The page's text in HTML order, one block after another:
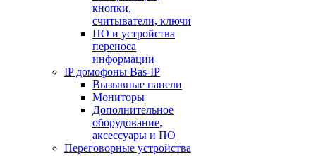
кнопки,
считыватели, ключи
ПО и устройства
переноса
информации
IP домофоны Bas-IP
Вызывные панели
Мониторы
Дополнительное
оборудование,
аксессуары и ПО
Переговорные устройства